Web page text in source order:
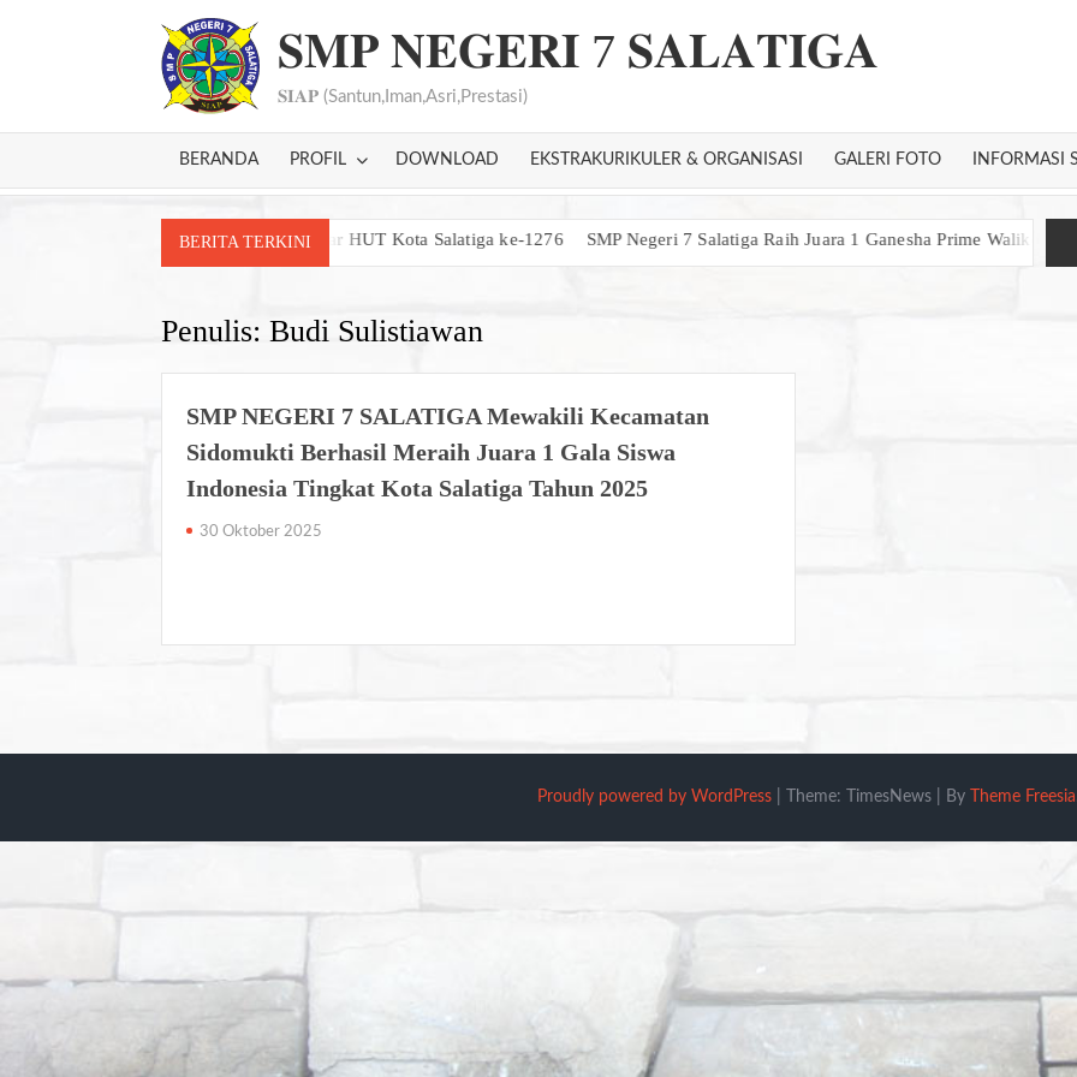
𝐒𝐌𝐏 𝐍𝐄𝐆𝐄𝐑𝐈 7 𝐒𝐀𝐋𝐀𝐓𝐈𝐆𝐀
𝐒𝐈𝐀𝐏 (Santun,Iman,Asri,Prestasi)
BERANDA PROFIL DOWNLOAD EKSTRAKURIKULER & ORGANISASI GALERI FOTO INFORMASI
BERITA TERKINI
dalam Festival Seni dan Bazar HUT Kota Salatiga ke-1276 SMP Negeri 7 Salatiga Raih Juara 1 Ganesha Prime Walikota Cup
Penulis:Budi Sulistiawan
SMP NEGERI 7 SALATIGA Mewakili Kecamatan
Sidomukti Berhasil Meraih Juara 1 Gala Siswa
Indonesia Tingkat Kota Salatiga Tahun 2025
30 Oktober 2025
Proudly powered by WordPress Theme: TimesNews By Theme Freesia